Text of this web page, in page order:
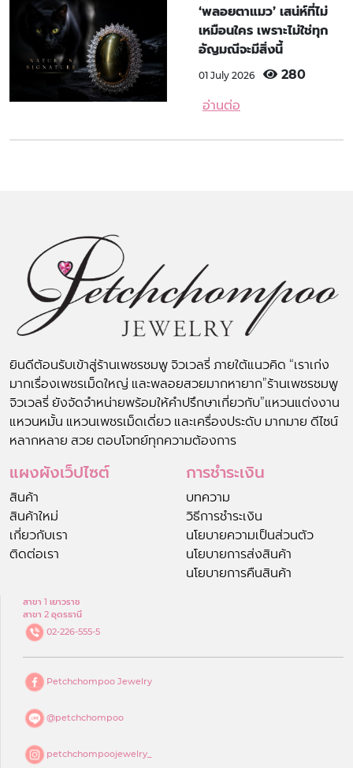
‘พลอยตาแมว’ เสน่ห์ที่ไม่
เหมือนใคร เพราะไม่ใช่ทุก
อัญมณีจะมีสิ่งนี้
01 July 2026 280
อ่านต่อ
ยินดีต้อนรับเข้าสู่ร้านเพชรชมพู จิวเวลรี่ ภายใต้แนวคิด “เราเก่ง
มากเรื่องเพชรเม็ดใหญ่ และพลอยสวยมากหายาก”ร้านเพชรชมพู
จิวเวลรี่ ยังจัดจำหน่ายพร้อมให้คำปรึกษาเกี่ยวกับ”แหวนแต่งงาน
แหวนหมั้น แหวนเพชรเม็ดเดี่ยว และเครื่องประดับ มากมาย ดีไซน์
หลากหลาย สวย ตอบโจทย์ทุกความต้องการ
แผงผังเว็ปไซต์
สินค้า
สินค้าใหม่
เกี่ยวกับเรา
ติดต่อเรา
การชำระเงิน
บทความ
วิธีการชำระเงิน
นโยบายความเป็นส่วนตัว
นโยบายการส่งสินค้า
นโยบายการคืนสินค้า
สาขา 1 เยาวราช
สาขา 2 อุดรธานี
02-226-555-5
Petchchompoo Jewelry
@petchchompoo
petchchompoojewelry_